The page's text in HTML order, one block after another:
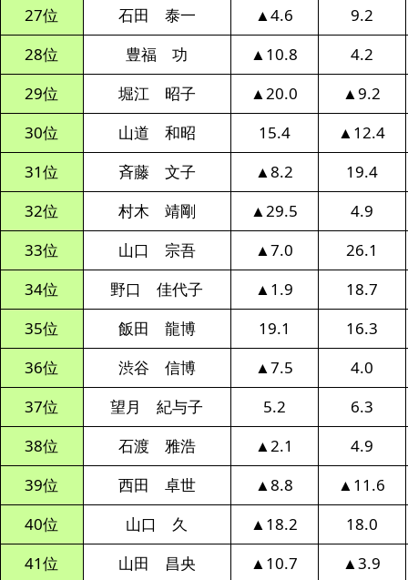
27位
石田 泰一 ▲4.6
9.2
28位
豊福 功 ▲10.8
4.2
29位
堀江 昭子 ▲20.0
▲9.2
30位
山道 和昭 15.4
▲12.4
31位
斉藤 文子 ▲8.2
19.4
32位
村木 靖剛 ▲29.5
4.9
33位
山口 宗吾 ▲7.0
26.1
34位
野口 佳代子 ▲1.9
18.7
35位
飯田 龍博 19.1
16.3
36位
渋谷 信博 ▲7.5
4.0
37位
望月 紀与子 5.2
6.3
38位
石渡 雅浩 ▲2.1
4.9
39位
西田 卓世 ▲8.8
▲11.6
40位
山口 久 ▲18.2
18.0
41位
山田 昌央 ▲10.7 ▲3.9